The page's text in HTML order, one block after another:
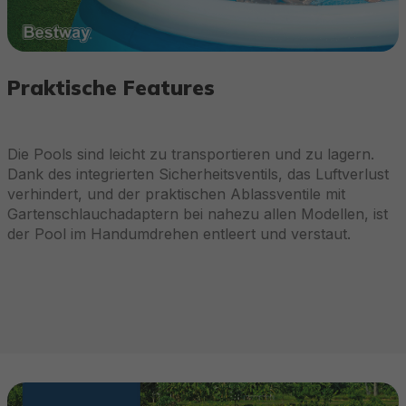
Praktische Features
Die Pools sind leicht zu transportieren und zu lagern.
Dank des integrierten Sicherheitsventils, das Luftverlust
verhindert, und der praktischen Ablassventile mit
Gartenschlauchadaptern bei nahezu allen Modellen, ist
der Pool im Handumdrehen entleert und verstaut.